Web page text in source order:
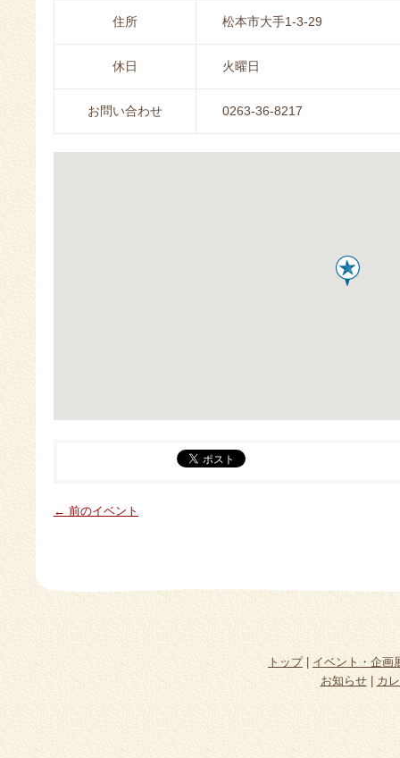
住所 松本市大手1-3-29
休日 火曜日
お問い合わせ 0263-36-8217
← 前のイベント
トップ|イベント・企画
お知らせ|カ